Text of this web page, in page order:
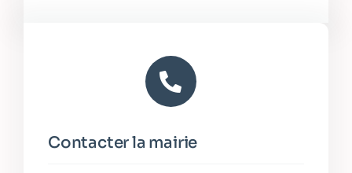
Contacter la mairie